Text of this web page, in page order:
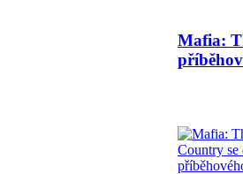
Mafia: